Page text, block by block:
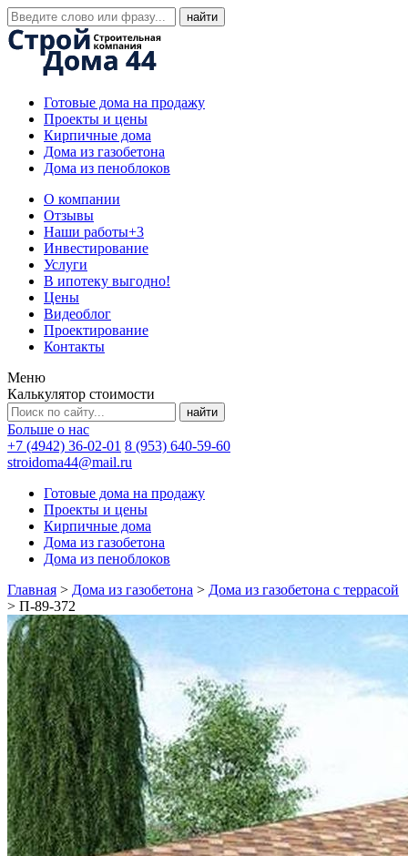
Готовые дома на продажу
Проекты и цены
Кирпичные дома
Дома из газобетона
Дома из пеноблоков
О компании
Отзывы
Наши работы+3
Инвестирование
Услуги
В ипотеку выгодно!
Цены
Видеоблог
Проектирование
Контакты
Меню
Калькулятор стоимости
Больше о нас
+7 (4942) 36-02-01 8 (953) 640-59-60
stroidoma44@mail.ru
Готовые дома на продажу
Проекты и цены
Кирпичные дома
Дома из газобетона
Дома из пеноблоков
Главная > Дома из газобетона > Дома из газобетона с террасой
> П-89-372